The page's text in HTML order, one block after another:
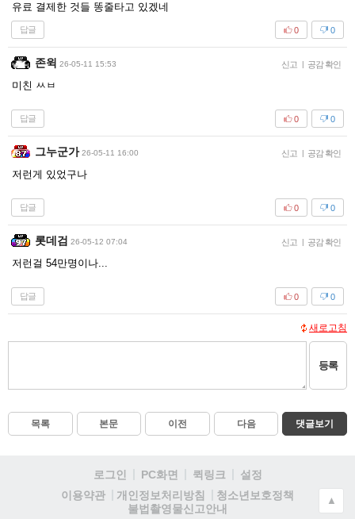
유료 결제한 것들 똥줄타고 있겠네
답글 0
0
존윅 26-05-11 15:53 신고 | 공감 확인
미친 ㅆㅂ
답글 0
0
그누군가 26-05-11 16:00 신고 | 공감 확인
저런게 있었구나
답글 0
0
롯데검 26-05-12 07:04 신고 | 공감 확인
저런걸 54만명이나...
답글 0
0
새로고침
등록
목록 본문 이전 다음 댓글보기
로그인 PC화면 퀵링크
설정
이용약관
개인정보처리방침
청소년보호정책
불법촬영물신고안내
▲